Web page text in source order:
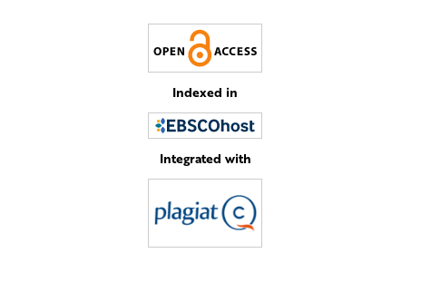
Indexed in
Integrated with